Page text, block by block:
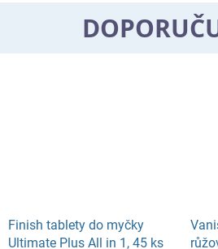
Finish tablety do myčky
Ultimate Plus All in 1, 45 ks